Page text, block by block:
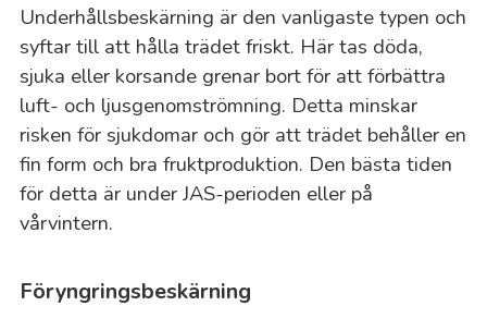
Underhållsbeskärning är den vanligaste typen och
syftar till att hålla trädet friskt. Här tas döda,
sjuka eller korsande grenar bort för att förbättra
luft- och ljusgenomströmning. Detta minskar
risken för sjukdomar och gör att trädet behåller en
fin form och bra fruktproduktion. Den bästa tiden
för detta är under JAS-perioden eller på
vårvintern.
Föryngringsbeskärning